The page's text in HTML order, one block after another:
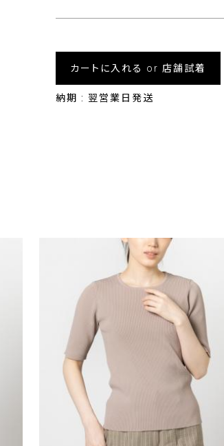
カートに入れる or 店舗試着
納期 : 翌営業日発送